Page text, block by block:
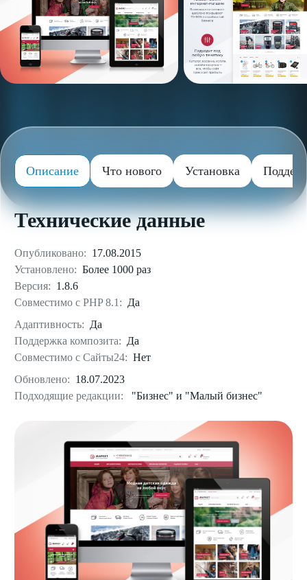
Описание Что нового Установка
Технические данные
Опубликовано: 17.08.2015
Установлено: Более 1000 раз
Версия: 1.8.6
Совместимо с PHP 8.1: Да
Адаптивность: Да
Поддержка композита: Да
Совместимо с Сайты24: Нет
Обновлено: 18.07.2023
Подходящие редакции:
"Бизнес" и "Малый бизнес"